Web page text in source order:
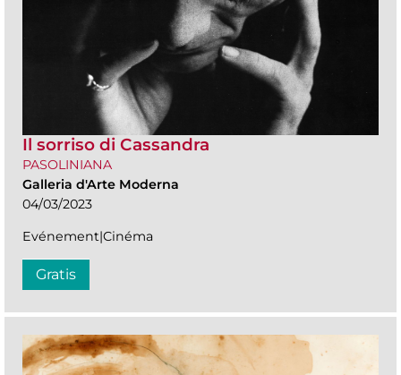
Il sorriso di Cassandra
PASOLINIANA
Galleria d'Arte Moderna
04/03/2023
Evénement|Cinéma
Gratis